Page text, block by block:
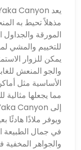
مذهلاً تحيط به
المورقة والجداول
للتخييم والمشي
يمكن للزوار
والجو المنعش
الأساسية مثل
مما يجعلها
ويوفر ملاذًا هادئًا
في جمال الطبيعة
والجواهر المخفية